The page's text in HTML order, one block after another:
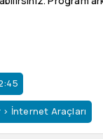
> İnternet Araçları